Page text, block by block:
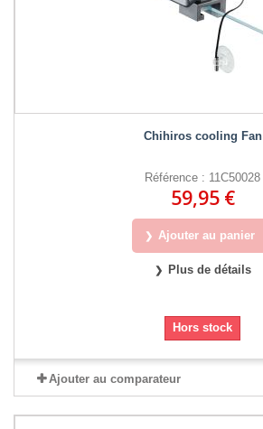
Chihiros cooling Fan
Référence : 11C50028
59,95 €
Ajouter au panier
Plus de détails
Hors stock
Ajouter au comparateur